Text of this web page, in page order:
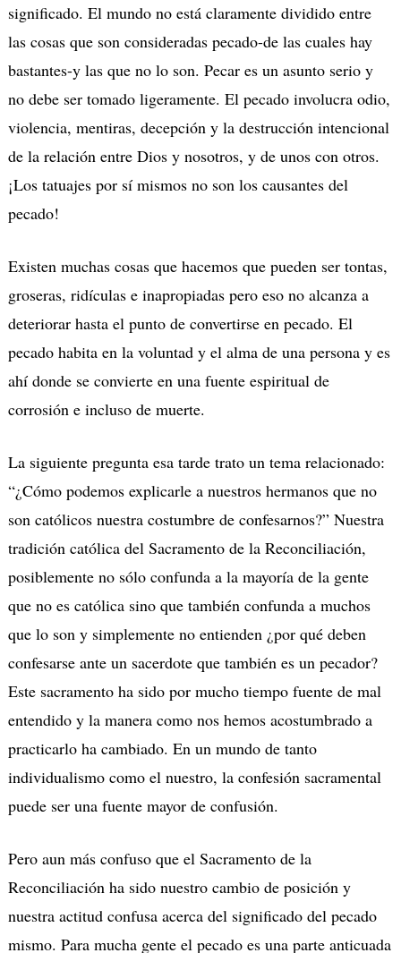
significado. El mundo no está claramente dividido entre
las cosas que son consideradas pecado-de las cuales hay
bastantes-y las que no lo son. Pecar es un asunto serio y
no debe ser tomado ligeramente. El pecado involucra odio,
violencia, mentiras, decepción y la destrucción intencional
de la relación entre Dios y nosotros, y de unos con otros.
¡Los tatuajes por sí mismos no son los causantes del
pecado!
Existen muchas cosas que hacemos que pueden ser tontas,
groseras, ridículas e inapropiadas pero eso no alcanza a
deteriorar hasta el punto de convertirse en pecado. El
pecado habita en la voluntad y el alma de una persona y es
ahí donde se convierte en una fuente espiritual de
corrosión e incluso de muerte.
La siguiente pregunta esa tarde trato un tema relacionado:
“¿Cómo podemos explicarle a nuestros hermanos que no
son católicos nuestra costumbre de confesarnos?” Nuestra
tradición católica del Sacramento de la Reconciliación,
posiblemente no sólo confunda a la mayoría de la gente
que no es católica sino que también confunda a muchos
que lo son y simplemente no entienden ¿por qué deben
confesarse ante un sacerdote que también es un pecador?
Este sacramento ha sido por mucho tiempo fuente de mal
entendido y la manera como nos hemos acostumbrado a
practicarlo ha cambiado. En un mundo de tanto
individualismo como el nuestro, la confesión sacramental
puede ser una fuente mayor de confusión.
Pero aun más confuso que el Sacramento de la
Reconciliación ha sido nuestro cambio de posición y
nuestra actitud confusa acerca del significado del pecado
mismo. Para mucha gente el pecado es una parte anticuada